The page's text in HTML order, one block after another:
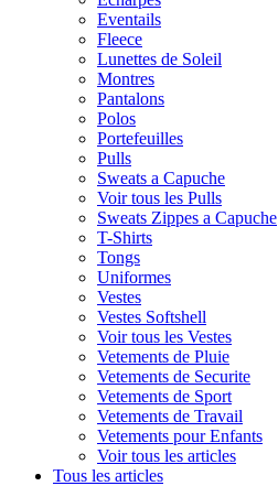
Eventails
Fleece
Lunettes de Soleil
Montres
Pantalons
Polos
Portefeuilles
Pulls
Sweats a Capuche
Voir tous les Pulls
Sweats Zippes a Capuche
T-Shirts
Tongs
Uniformes
Vestes
Vestes Softshell
Voir tous les Vestes
Vetements de Pluie
Vetements de Securite
Vetements de Sport
Vetements de Travail
Vetements pour Enfants
Voir tous les articles
Tous les articles